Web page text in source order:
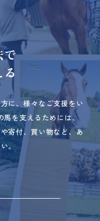
で
に、様々なご支援をい
馬を支えるためには、
寄付、買い物など、あ
。